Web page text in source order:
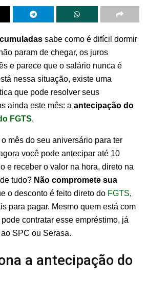
sabe como é difícil dormir
param de chegar, os juros
e parece que o salário nunca é
nessa situação, existe uma
que pode resolver seus
ainda este mês: a antecipação do
FGTS.
mês do seu aniversário para ter
você pode antecipar até 10
e receber o valor na hora, direto na
tudo? Não compromete sua
o desconto é feito direto do FGTS,
para pagar. Mesmo quem está com
pode contratar esse empréstimo, já
SPC ou Serasa.
a antecipação do